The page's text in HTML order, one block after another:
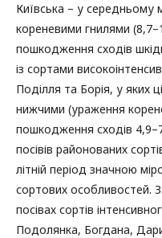
Київська – у середньому
кореневими гнилями
пошкодження сходів
із сортами
Поділля та Борія, у яких
нижчими (ураження
пошкодження сходів
посівів районованих
літній період значною
сортових особливостей.
посівах сортів
Подолянка, Богдана,